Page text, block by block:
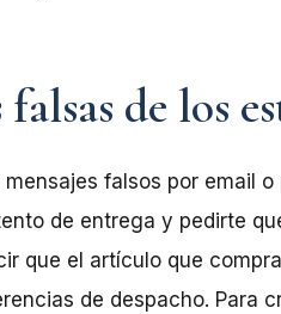
de los
falsos por email
de entrega y pedirte
que el artículo que
de despacho. Para